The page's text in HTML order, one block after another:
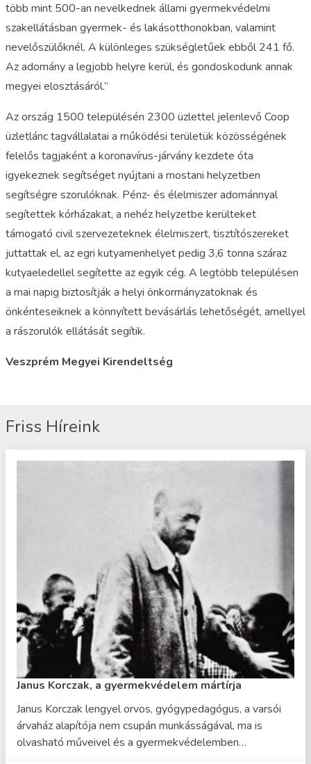
több mint 500-an nevelkednek állami gyermekvédelmi
szakellátásban gyermek- és lakásotthonokban, valamint
nevelőszülőknél. A különleges szükségletűek ebből 241 fő.
Az adomány a legjobb helyre kerül, és gondoskodunk annak
megyei elosztásáról.”
Az ország 1500 településén 2300 üzlettel jelenlevő Coop
üzletlánc tagvállalatai a működési területük közösségének
felelős tagjaként a koronavírus-járvány kezdete óta
igyekeznek segítséget nyújtani a mostani helyzetben
segítségre szorulóknak. Pénz- és élelmiszer adománnyal
segítettek kórházakat, a nehéz helyzetbe kerülteket
támogató civil szervezeteknek élelmiszert, tisztítószereket
juttattak el, az egri kutyamenhelyet pedig 3,6 tonna száraz
kutyaeledellel segítette az egyik cég. A legtöbb településen
a mai napig biztosítják a helyi önkormányzatoknak és
önkénteseiknek a könnyített bevásárlás lehetőségét, amellyel
a rászorulók ellátását segítik.
Veszprém Megyei Kirendeltség
Friss Híreink
Janus Korczak, a gyermekvédelem mártírja
Janus Korczak lengyel orvos, gyógypedagógus, a varsói
árvaház alapítója nem csupán munkásságával, ma is
olvasható műveivel és a gyermekvédelemben…